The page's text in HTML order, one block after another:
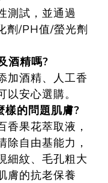
測試，並通過
劑/PH值/螢光劑
酒精嗎?
加酒精、人工香
安心選購。
樣的問題肌膚?
香果花萃取液，
除自由基能力，
細紋、毛孔粗大
膚的抗老保養